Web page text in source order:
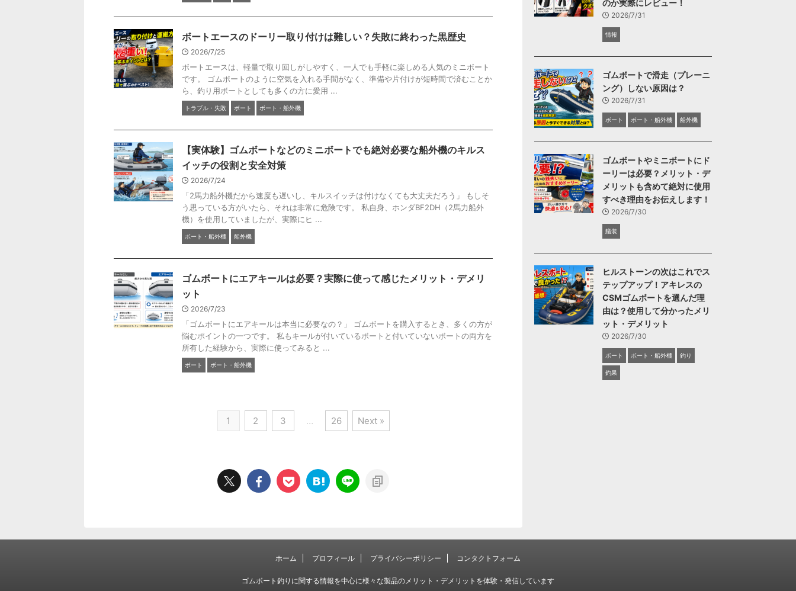
ボートエースのドーリー取り付けは難しい？失敗に終わった黒歴史
2026/7/25
ボートエースは、軽量で取り回しがしやすく、一人でも手軽に楽しめる人気のミニボート
です。 ゴムボートのように空気を入れる手間がなく、準備や片付けが短時間で済むことか
ら、釣り用ボートとしても多くの方に愛用 ...
トラブル・失敗 ボート ボート・船外機
【実体験】ゴムボートなどのミニボートでも絶対必要な船外機のキルス
イッチの役割と安全対策
2026/7/24
「2馬力船外機だから速度も遅いし、キルスイッチは付けなくても大丈夫だろう」 もしそ
う思っている方がいたら、それは非常に危険です。 私自身、ホンダBF2DH（2馬力船外
機）を使用していましたが、実際にヒ ...
ボート・船外機 船外機
ゴムボートにエアキールは必要？実際に使って感じたメリット・デメリ
ット
2026/7/23
「ゴムボートにエアキールは本当に必要なの？」 ゴムボートを購入するとき、多くの方が
悩むポイントの一つです。 私もキールが付いているボートと付いていないボートの両方を
所有した経験から、実際に使ってみると ...
ボート ボート・船外機
1 2 3 … 26 Next »
のか実際にレビュー！
2026/7/31
情報
ゴムボートで滑走（プレーニ
ング）しない原因は？
2026/7/31
ボート ボート・船外機 船外機
ゴムボートやミニボートにド
ーリーは必要？メリット・デ
メリットも含めて絶対に使用
すべき理由をお伝えします！
2026/7/30
艤装
ヒルストーンの次はこれでス
テップアップ！アキレスの
CSMゴムボートを選んだ理
由は？使用して分かったメリ
ット・デメリット
2026/7/30
ボート ボート・船外機 釣り
釣果
ホーム プロフィール プライバシーポリシー コンタクトフォーム
ゴムボート釣りに関する情報を中心に様々な製品のメリット・デメリットを体験・発信しています